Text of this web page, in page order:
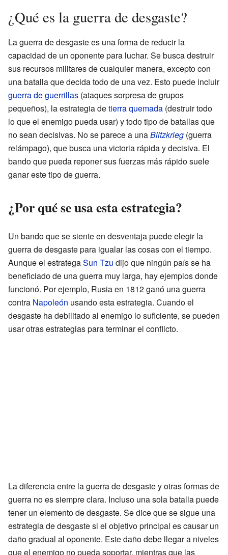
¿Qué es la guerra de desgaste?
La guerra de desgaste es una forma de reducir la
capacidad de un oponente para luchar. Se busca destruir
sus recursos militares de cualquier manera, excepto con
una batalla que decida todo de una vez. Esto puede incluir
guerra de guerrillas (ataques sorpresa de grupos
pequeños), la estrategia detierra quemada (destruir todo
lo que el enemigo pueda usar) y todo tipo de batallas que
no sean decisivas. No se parece a unaBlitzkrieg (guerra
relámpago), que busca una victoria rápida y decisiva. El
bando que pueda reponer sus fuerzas más rápido suele
ganar este tipo de guerra.
¿Por qué se usa esta estrategia?
Un bando que se siente en desventaja puede elegir la
guerra de desgaste para igualar las cosas con el tiempo.
Aunque el estrategaSun Tzu dijo que ningún país se ha
beneficiado de una guerra muy larga, hay ejemplos donde
funcionó. Por ejemplo, Rusia en 1812 ganó una guerra
contra Napoleón usando esta estrategia. Cuando el
desgaste ha debilitado al enemigo lo suficiente, se pueden
usar otras estrategias para terminar el conflicto.
La diferencia entre la guerra de desgaste y otras formas de
guerra no es siempre clara. Incluso una sola batalla puede
tener un elemento de desgaste. Se dice que se sigue una
estrategia de desgaste si el objetivo principal es causar un
daño gradual al oponente. Este daño debe llegar a niveles
que el enemigo no pueda soportar, mientras que las